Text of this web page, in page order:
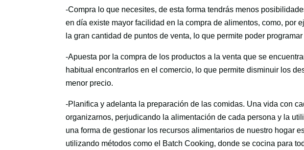
-Compra lo que necesites, de esta forma tendrás menos
en día existe mayor facilidad en la compra de alimentos, como, por
la gran cantidad de puntos de venta, lo que permite poder
-Apuesta por la compra de los productos a la venta que se
habitual encontrarlos en el comercio, lo que permite disminuir los
menor precio.
-Planifica y adelanta la preparación de las comidas. Una vida con
organizarnos, perjudicando la alimentación de cada persona y la
una forma de gestionar los recursos alimentarios de nuestro hogar
utilizando métodos como el Batch Cooking, donde se cocina para